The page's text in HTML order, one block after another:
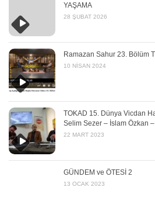
YAŞAMA
28 ŞUBAT 2026
Ramazan Sahur 23. Bölüm
10 NISAN 2024
TOKAD 15. Dünya Vicdan
Selim Sezer – İslam Özkan –
22 MART 2023
GÜNDEM ve ÖTESİ 2
13 OCAK 2023